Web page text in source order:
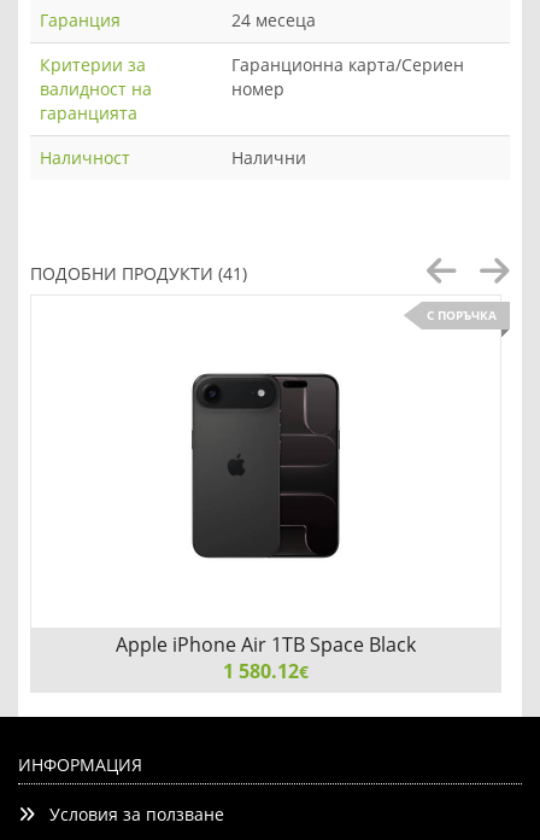
Гаранция
24 месеца
Критерии за
валидност на
гаранцията
Гаранционна карта/Сериен
номер
Наличност Налични
ПОДОБНИ ПРОДУКТИ (41)
С ПОРЪЧКА
Apple iPhone Air 1TB Space Black
1 580.12€
ИНФОРМАЦИЯ
Условия за ползване